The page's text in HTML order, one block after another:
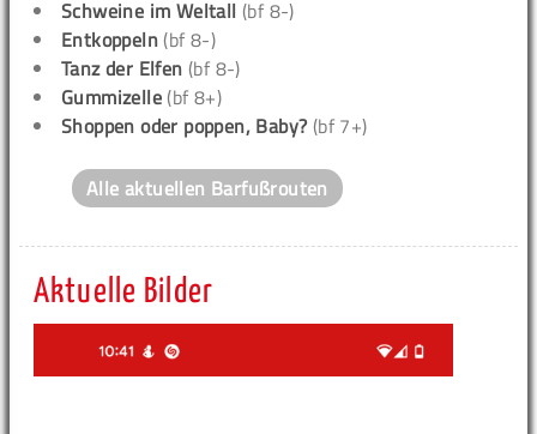
Schweine im Weltall (bf 8-)
Entkoppeln (bf 8-)
Tanz der Elfen (bf 8-)
Gummizelle (bf 8+)
Shoppen oder poppen, Baby? (bf 7+)
Alle aktuellen Barfußrouten
Aktuelle Bilder